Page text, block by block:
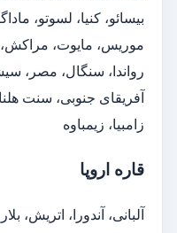
بیسائو، کنیا، لسوتو،
موریس، مایوت، مراکش،
رواندا، سنگال، مصر،
آفریقای جنوبی، سنت هلنا،
زامبیا، زیمباوه
قاره اروپا
آلبانی، آندورا، اتریش،